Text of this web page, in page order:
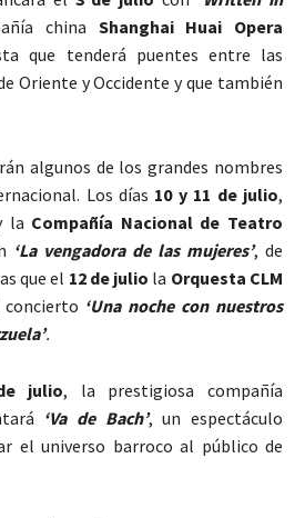
china Shanghai Huai Opera
que tenderá puentes entre las
Oriente y Occidente y que también
algunos de los grandes nombres
Los días 10 y 11 de julio,
la Compañía Nacional de Teatro
‘La vengadora de las mujeres’, de
que el 12 de julio la Orquesta CLM
‘Una noche con nuestros
.
julio, la prestigiosa compañía
‘Va de Bach’, un espectáculo
el universo barroco al público de